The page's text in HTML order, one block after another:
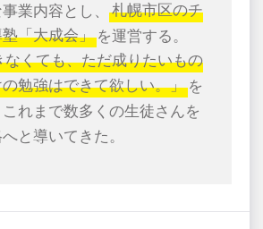
業内容とし、
札幌市区のチ
「大成会」 を運営する。
なくても、ただ成りたいもの
勉強はできて欲しい。」 を
れまで数多くの生徒さんを
と導いてきた。